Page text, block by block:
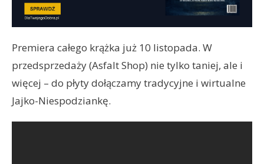
Premiera całego krążka już 10 listopada. W
przedsprzedaży (Asfalt Shop) nie tylko taniej, ale i
więcej – do płyty dołączamy tradycyjne i wirtualne
Jajko-Niespodziankę.